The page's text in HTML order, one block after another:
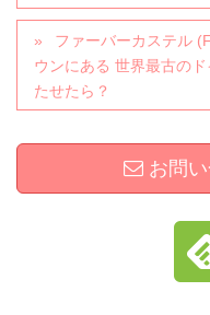
ファーバーカステル
ウンにある 世界最古の
たせたら？
お問い